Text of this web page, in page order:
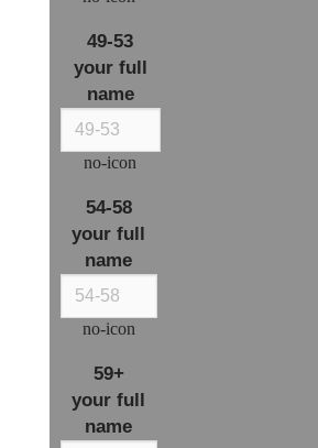
49-53
your full
name
no-icon
54-58
your full
name
no-icon
59+
your full
name